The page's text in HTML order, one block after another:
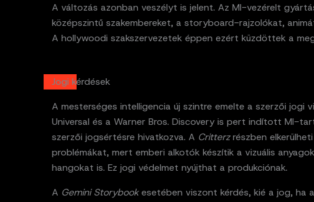
A változás azonban veszélyt is jelent. Az MI-vezérelt
középszintű szakembereket, a storyboard-rajzolókat,
A hollywoodi szakszervezetek éppen ezért küzdöttek a
Jogi kérdések
A mesterséges intelligencia új szintre emelte a szerzői jogi
Universal és a Warner Bros. Discovery is pert indított MI-
szerzői jogsértésre hivatkozva. A Critterzrészben
problémákat, mert emberi alkotók készítik a vizuális
hangokat is. Ez jogi védelmet nyújthat a produkciónak.
A Gemini Storybookesetében viszont kérdés, kié a jog, ha